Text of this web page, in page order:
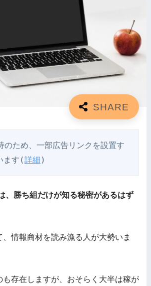
ため、一部広告リンクを設置す
ます(詳細 )
、勝ち組だけが知る秘密があるはず
、情報商材を読み漁る人が大勢いま
も存在しますが、おそらく大半は稼が